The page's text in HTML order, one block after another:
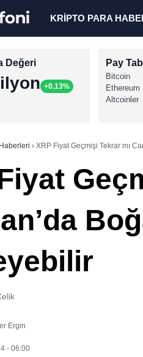
KRİPTO PARA
Değeri
+0.13%
Pay
Bitcoin
Ethereum
Altcoinler
› XRP Fiyat Geçmişi Tekrar mı
Ergin
- 06:00